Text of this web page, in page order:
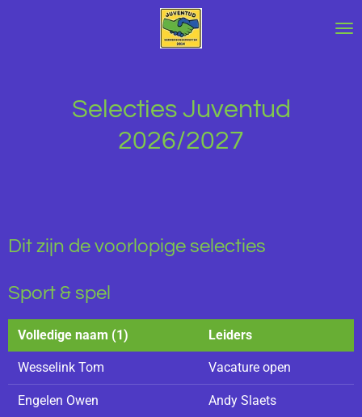
Selecties Juventud
2026/2027
Dit zijn de voorlopige selecties
Sport & spel
Volledige naam (1) Leiders
Wesselink Tom Vacature open
Engelen Owen Andy Slaets